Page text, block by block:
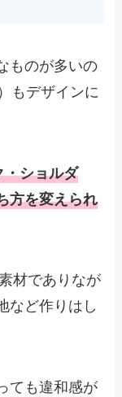
ものが多いの
もデザインに
・ショルダ
方を変えられ
材でありなが
など作りはし
ても違和感が